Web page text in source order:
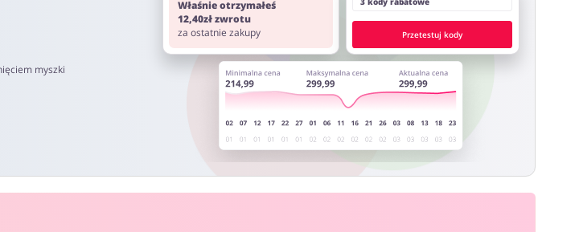
myszki
Właśnie otrzymałeś
12,40zł zwrotu
za ostatnie zakupy
Przetestuj kody